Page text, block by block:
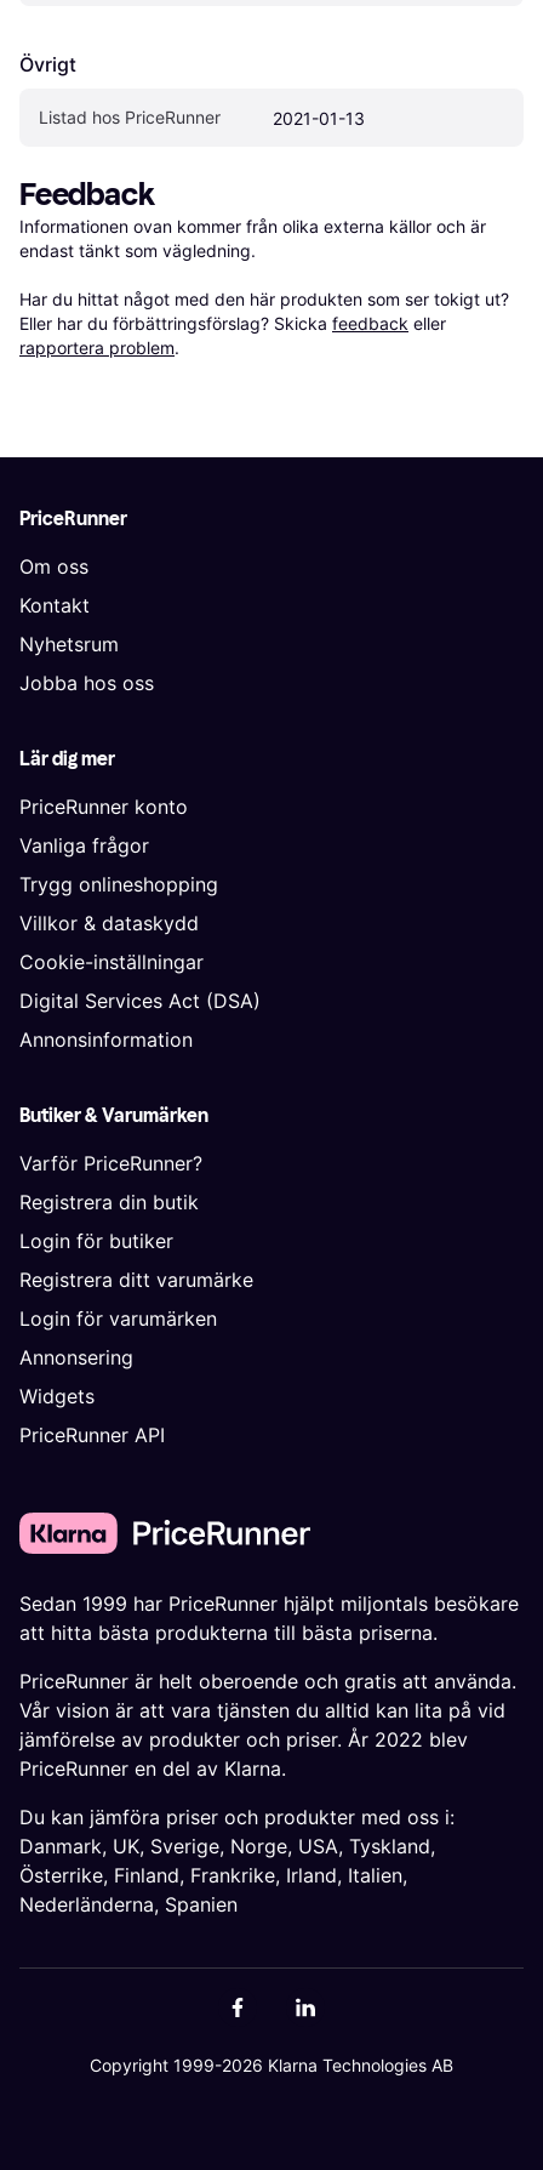
Övrigt
Listad hos PriceRunner 2021-01-13
Feedback
Informationen ovan kommer från olika externa källor och är
endast tänkt som vägledning.
Har du hittat något med den här produkten som ser tokigt ut?
Eller har du förbättringsförslag? Skicka feedback eller
rapportera problem.
PriceRunner
Om oss
Kontakt
Nyhetsrum
Jobba hos oss
Lär dig mer
PriceRunner konto
Vanliga frågor
Trygg onlineshopping
Villkor & dataskydd
Cookie-inställningar
Digital Services Act (DSA)
Annonsinformation
Butiker & Varumärken
Varför PriceRunner?
Registrera din butik
Login för butiker
Registrera ditt varumärke
Login för varumärken
Annonsering
Widgets
PriceRunner API
Sedan 1999 har PriceRunner hjälpt miljontals besökare
att hitta bästa produkterna till bästa priserna.
PriceRunner är helt oberoende och gratis att använda.
Vår vision är att vara tjänsten du alltid kan lita på vid
jämförelse av produkter och priser. År 2022 blev
PriceRunner en del av Klarna.
Du kan jämföra priser och produkter med oss i:
Danmark, UK, Sverige, Norge, USA, Tyskland,
Österrike, Finland, Frankrike, Irland, Italien,
Nederländerna, Spanien
Copyright 1999-2026 Klarna Technologies AB